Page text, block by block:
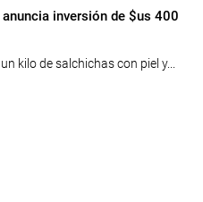
inversión de $us 400
kilo de salchichas con piel y...